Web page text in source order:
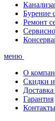
Бурение
Ремонт
меню
О
Скидки
Гарантия
Контакты